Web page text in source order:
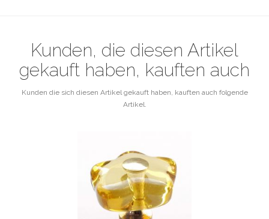
Kunden, die diesen Artikel
gekauft haben, kauften auch
Kunden die sich diesen Artikel gekauft haben, kauften auch folgende
Artikel.